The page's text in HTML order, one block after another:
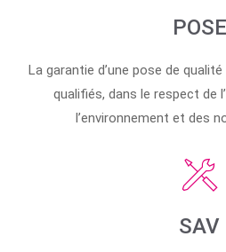
POSE
La garantie d’une pose de
qualifiés, dans le respect de
l’environnement et des
SAV